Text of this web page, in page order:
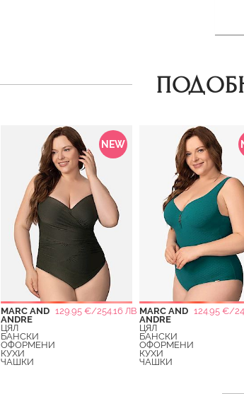
NEW
MARC AND
ANDRE
129.95 €/254.16 ЛВ.
ЦЯЛ
БАНСКИ
ОФОРМЕНИ
КУХИ
ЧАШКИ
MARC AND
ANDRE
124.95 €/
ЦЯЛ
БАНСКИ
ОФОРМЕНИ
КУХИ
ЧАШКИ